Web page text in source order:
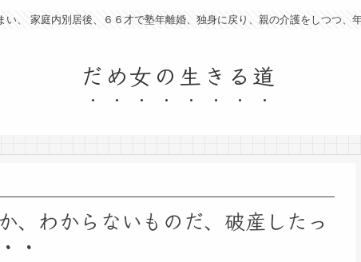
い、 家庭内別居後、６６才で塾年離婚、独身に戻り、親の介護をしつつ、
だめ女の生きる道
、わからないものだ、破産したっ
・